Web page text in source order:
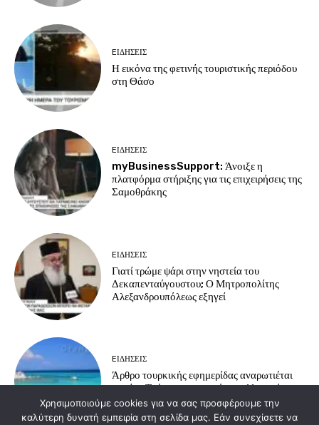
EΙΔΗΣΕΙΣ
Η εικόνα της φετινής τουριστικής περιόδου
στη Θάσο
EΙΔΗΣΕΙΣ
myBusinessSupport: Άνοιξε η
πλατφόρμα στήριξης για τις επιχειρήσεις της
Σαμοθράκης
EΙΔΗΣΕΙΣ
Γιατί τρώμε ψάρι στην νηστεία του
Δεκαπενταύγουστου; Ο Μητροπολίτης
Αλεξανδρουπόλεως εξηγεί
EΙΔΗΣΕΙΣ
Άρθρο τουρκικής εφημερίδας αναρωτιέται
γιατί οι Τούρκοι προτιμούν τα ελληνικά
νησιά για διακοπές
Χρησιμοποιούμε cookies για να σας προσφέρουμε την
καλύτερη δυνατή εμπειρία στη σελίδα μας. Εάν συνεχίσετε να